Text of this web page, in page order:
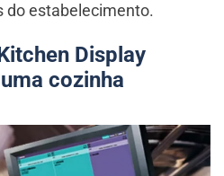
do estabelecimento.
Display
cozinha